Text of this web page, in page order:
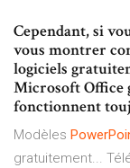
Cependant, si
vous montrer
logiciels
Microsoft Office
fonctionnent
Modèles
gratuitement...